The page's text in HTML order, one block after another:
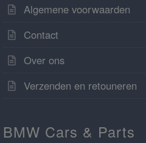
Algemene voorwaarden
Contact
Over ons
Verzenden en retouneren
BMW Cars & Parts